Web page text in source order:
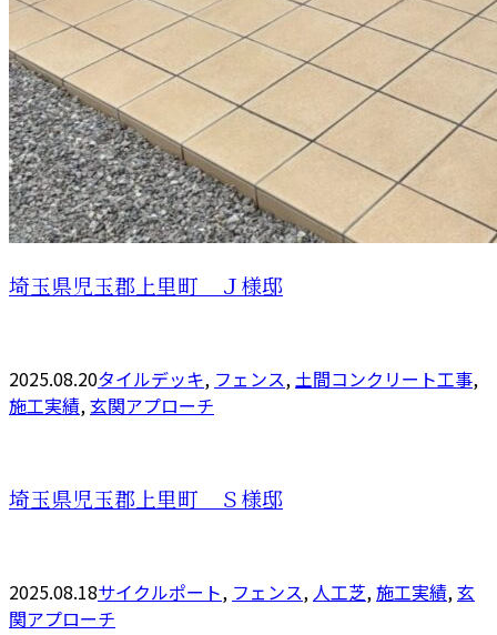
埼玉県児玉郡上里町 Ｊ様邸
2025.08.20タイルデッキ, フェンス, 土間コンクリート工事,
施工実績, 玄関アプローチ
埼玉県児玉郡上里町 Ｓ様邸
2025.08.18サイクルポート, フェンス, 人工芝,施工実績,玄
関アプローチ